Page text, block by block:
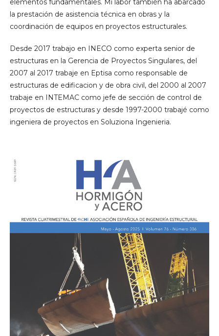
la prestación de asistencia técnica en obras y la
coordinación de equipos en proyectos estructurales.
Desde 2017 trabajo en INECO como experta senior de
estructuras en la Gerencia de Proyectos Singulares, del
2007 al 2017 trabaje en Eptisa como responsable de
estructuras de edificacion y de obra civil, del 2000 al 2007
trabaje en INTEMAC como jefe de sección de control de
proyectos de estructuras y desde 1997-2000 trabajé como
ingeniera de proyectos en Soluziona Ingenieria.